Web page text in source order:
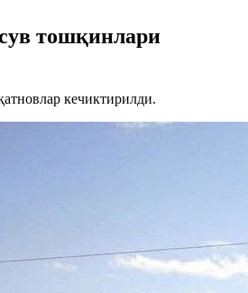
тошқинлари
кечиктирилди.